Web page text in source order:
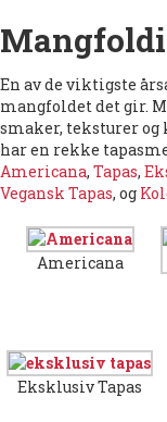
En av de viktigste
mangfoldet det gir.
smaker, teksturer
har en rekke
Americana, Tapas,
Vegansk Tapas, og
Americana
Eksklusiv Tapas